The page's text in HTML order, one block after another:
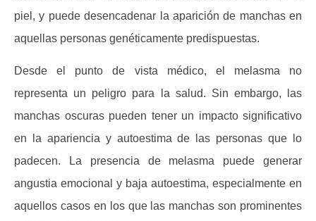
piel, y puede desencadenar la aparición de manchas en
aquellas personas genéticamente predispuestas.
Desde el punto de vista médico, el melasma no
representa un peligro para la salud. Sin embargo, las
manchas oscuras pueden tener un impacto significativo
en la apariencia y autoestima de las personas que lo
padecen. La presencia de melasma puede generar
angustia emocional y baja autoestima, especialmente en
aquellos casos en los que las manchas son prominentes